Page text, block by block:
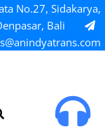
No.27, Sidakarya,
Bali